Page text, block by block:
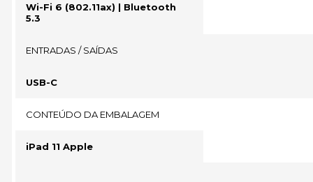
Wi-Fi 6 (802.11ax) | Bluetooth
5.3
ENTRADAS / SAÍDAS
USB-C
CONTEÚDO DA EMBALAGEM
iPad 11 Apple